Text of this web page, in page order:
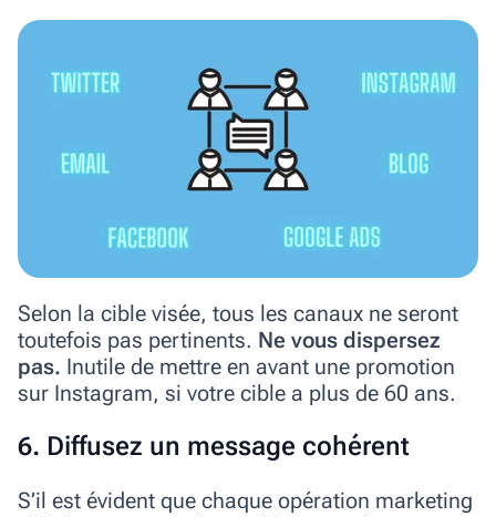
Selon la cible visée, tous les canaux ne seront
toutefois pas pertinents. Ne vous dispersez
pas. Inutile de mettre en avant une promotion
sur Instagram, si votre cible a plus de 60 ans.
6. Diffusez un message cohérent
S’il est évident que chaque opération marketing